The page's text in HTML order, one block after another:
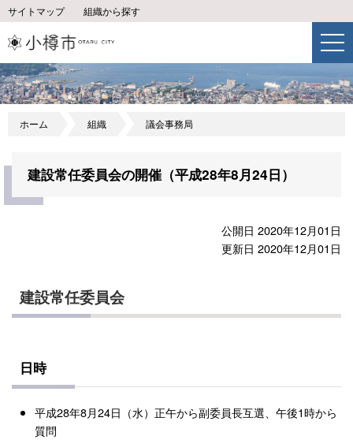
サイトマップ 組織から探す
ホーム 組織 議会事務局
建設常任委員会の開催（平成28年8月24日）
公開日 2020年12月01日
更新日 2020年12月01日
建設常任委員会
日時
平成28年8月24日（水）正午から副委員長互選、午後1時から
質問